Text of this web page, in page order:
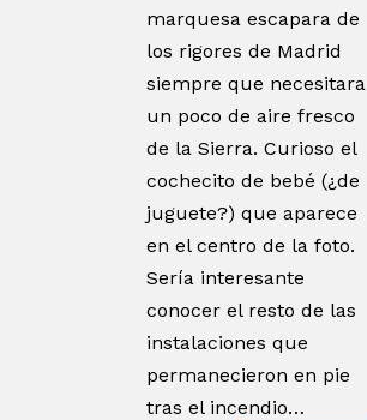
marquesa escapara de
los rigores de Madrid
siempre que necesitara
un poco de aire fresco
de la Sierra. Curioso el
cochecito de bebé (¿de
juguete?) que aparece
en el centro de la foto.
Sería interesante
conocer el resto de las
instalaciones que
permanecieron en pie
tras el incendio…